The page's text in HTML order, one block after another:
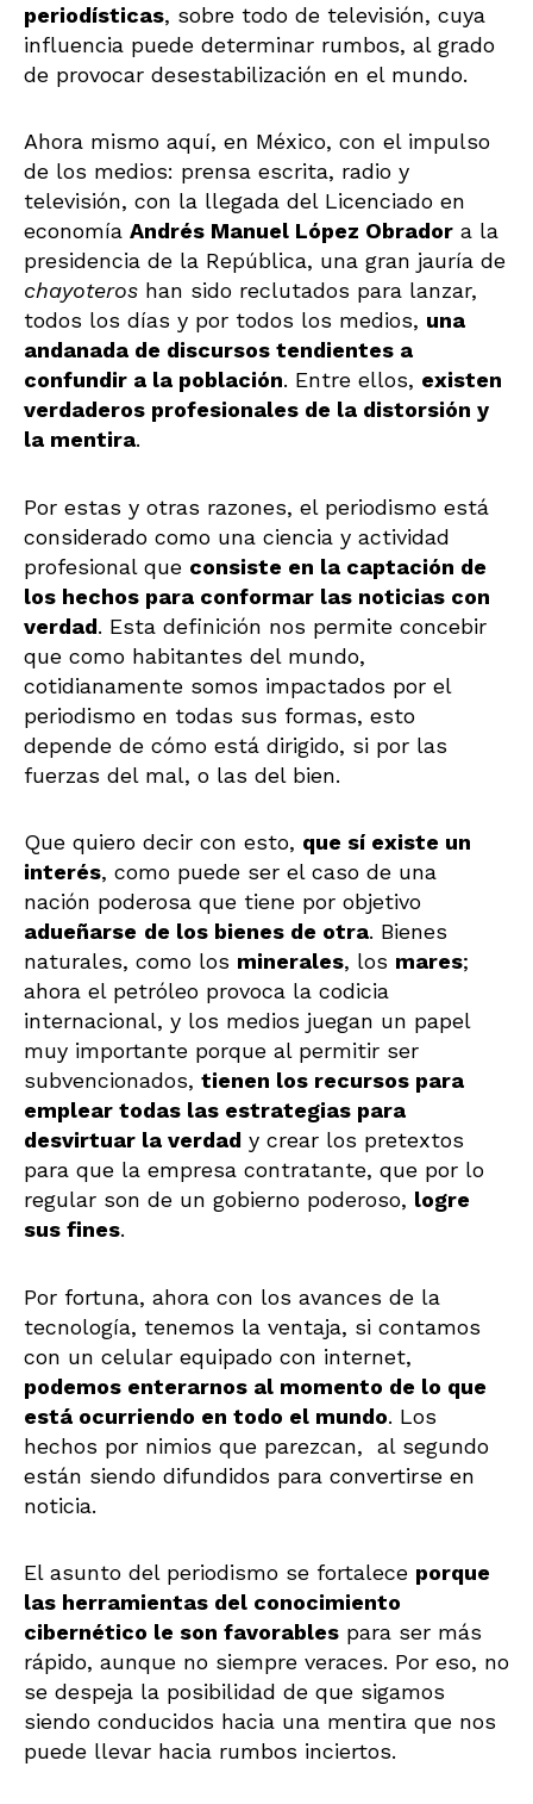
periodísticas, sobre todo de televisión, cuya
influencia puede determinar rumbos, al grado
de provocar desestabilización en el mundo.
Ahora mismo aquí, en México, con el impulso
de los medios: prensa escrita, radio y
televisión, con la llegada del Licenciado en
economía Andrés Manuel López Obrador a la
presidencia de la República, una gran jauría de
chayoteros han sido reclutados para lanzar,
todos los días y por todos los medios, una
andanada de discursos tendientes a
confundir a la población. Entre ellos, existen
verdaderos profesionales de la distorsión y
la mentira.
Por estas y otras razones, el periodismo está
considerado como una ciencia y actividad
profesional que consiste en la captación de
los hechos para conformar las noticias con
verdad. Esta definición nos permite concebir
que como habitantes del mundo,
cotidianamente somos impactados por el
periodismo en todas sus formas, esto
depende de cómo está dirigido, si por las
fuerzas del mal, o las del bien.
Que quiero decir con esto, que sí existe un
interés, como puede ser el caso de una
nación poderosa que tiene por objetivo
adueñarse de los bienes de otra. Bienes
naturales, como los minerales, los mares;
ahora el petróleo provoca la codicia
internacional, y los medios juegan un papel
muy importante porque al permitir ser
subvencionados, tienen los recursos para
emplear todas las estrategias para
desvirtuar la verdad y crear los pretextos
para que la empresa contratante, que por lo
regular son de un gobierno poderoso, logre
sus fines.
Por fortuna, ahora con los avances de la
tecnología, tenemos la ventaja, si contamos
con un celular equipado con internet,
podemos enterarnos al momento de lo que
está ocurriendo en todo el mundo. Los
hechos por nimios que parezcan, al segundo
están siendo difundidos para convertirse en
noticia.
El asunto del periodismo se fortalece porque
las herramientas del conocimiento
cibernético le son favorables para ser más
rápido, aunque no siempre veraces. Por eso, no
se despeja la posibilidad de que sigamos
siendo conducidos hacia una mentira que nos
puede llevar hacia rumbos inciertos.